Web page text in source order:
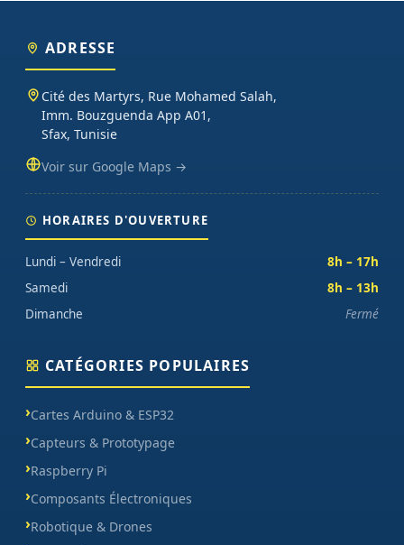
ADRESSE
Cité des Martyrs, Rue Mohamed Salah,
Imm. Bouzguenda App A01,
Sfax, Tunisie
Voir sur Google Maps →
HORAIRES D'OUVERTURE
Lundi – Vendredi
8h – 17h
Samedi
8h – 13h
Dimanche
Fermé
CATÉGORIES POPULAIRES
Cartes Arduino & ESP32
Capteurs & Prototypage
Raspberry Pi
Composants Électroniques
Robotique & Drones